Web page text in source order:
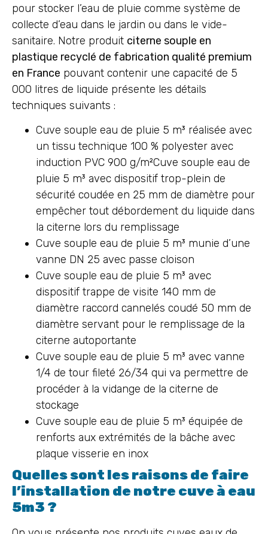
pour stocker l’eau de pluie comme système de
collecte d’eau dans le jardin ou dans le vide-
sanitaire. Notre produit citerne souple en
plastique recyclé de fabrication qualité premium
en France pouvant contenir une capacité de 5
000 litres de liquide présente les détails
techniques suivants :
Cuve souple eau de pluie 5 m³ réalisée avec
un tissu technique 100 % polyester avec
induction PVC 900 g/m²Cuve souple eau de
pluie 5 m³ avec dispositif trop-plein de
sécurité coudée en 25 mm de diamètre pour
empêcher tout débordement du liquide dans
la citerne lors du remplissage
Cuve souple eau de pluie 5 m³ munie d’une
vanne DN 25 avec passe cloison
Cuve souple eau de pluie 5 m³ avec
dispositif trappe de visite 140 mm de
diamètre raccord cannelés coudé 50 mm de
diamètre servant pour le remplissage de la
citerne autoportante
Cuve souple eau de pluie 5 m³ avec vanne
1/4 de tour fileté 26/34 qui va permettre de
procéder à la vidange de la citerne de
stockage
Cuve souple eau de pluie 5 m³ équipée de
renforts aux extrémités de la bâche avec
plaque visserie en inox
Quelles sont les raisons de faire
l’installation de notre cuve à eau
5m3 ?